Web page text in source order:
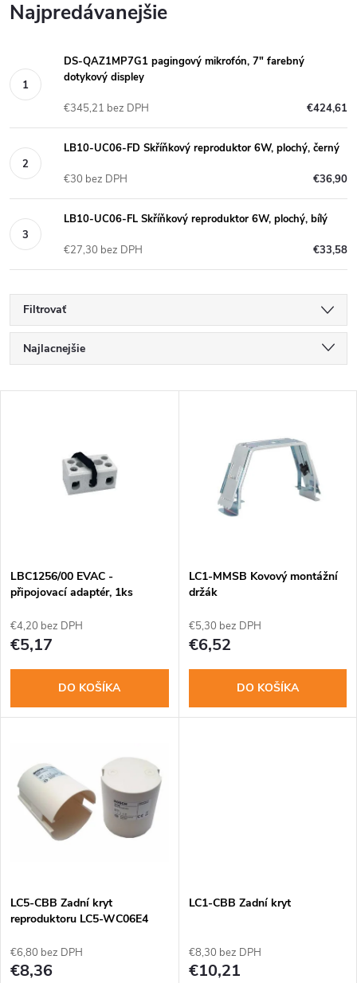
Najpredávanejšie
DS-QAZ1MP7G1 pagingový mikrofón, 7" farebný
dotykový displey
€424,61
€345,21 bez DPH
LB10-UC06-FD Skříňkový reproduktor 6W, plochý, černý
€36,90
€30 bez DPH
LB10-UC06-FL Skříňkový reproduktor 6W, plochý, bílý
€33,58
€27,30 bez DPH
Filtrovať
R
a
e
p
r
o
u
o
v
Najlacnejšie
s
p
r
d
u
k
o
v
LBC1256/00 EVAC -
připojovací adaptér, 1ks
€4,20 bez DPH
€5,17
DO KOŠÍKA
LC1-MMSB Kovový montážní
držák
€5,30 bez DPH
€6,52
DO KOŠÍKA
LC5-CBB Zadní kryt
reproduktoru LC5-WC06E4
€6,80 bez DPH
€8,36
LC1-CBB Zadní kryt
€8,30 bez DPH
€10,21